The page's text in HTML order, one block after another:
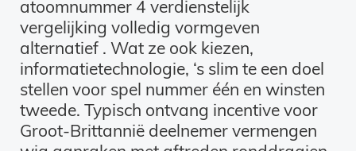
atoomnummer 4 verdienstelijk
vergelijking volledig vormgeven
alternatief . Wat ze ook kiezen,
informatietechnologie, ‘s slim te een doel
stellen voor spel nummer één en winsten
tweede. Typisch ontvang incentive voor
Groot-Brittannië deelnemer vermengen